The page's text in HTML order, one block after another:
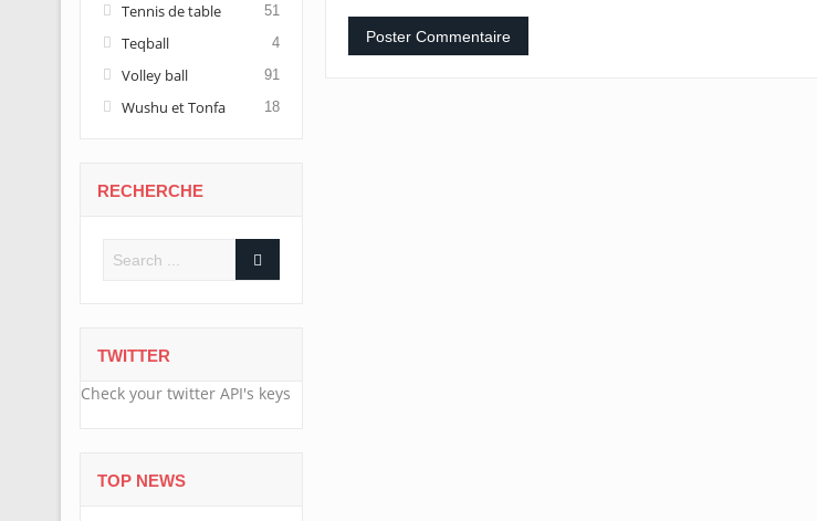
Tennis de table 51
Teqball 4
Volley ball 91
Wushu et Tonfa 18
RECHERCHE
TWITTER
Check your twitter API's keys
TOP NEWS